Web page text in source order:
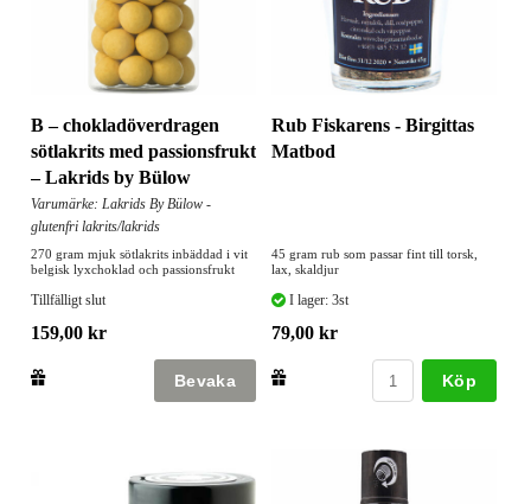
B – chokladöverdragen
sötlakrits med passionsfrukt
– Lakrids by Bülow
Varumärke: Lakrids By Bülow -
glutenfri lakrits/lakrids
270 gram mjuk sötlakrits inbäddad i vit
belgisk lyxchoklad och passionsfrukt
Tillfälligt slut
159,00 kr
Rub Fiskarens - Birgittas
Matbod
45 gram rub som passar fint till torsk,
lax, skaldjur
I lager: 3st
79,00 kr
Köp